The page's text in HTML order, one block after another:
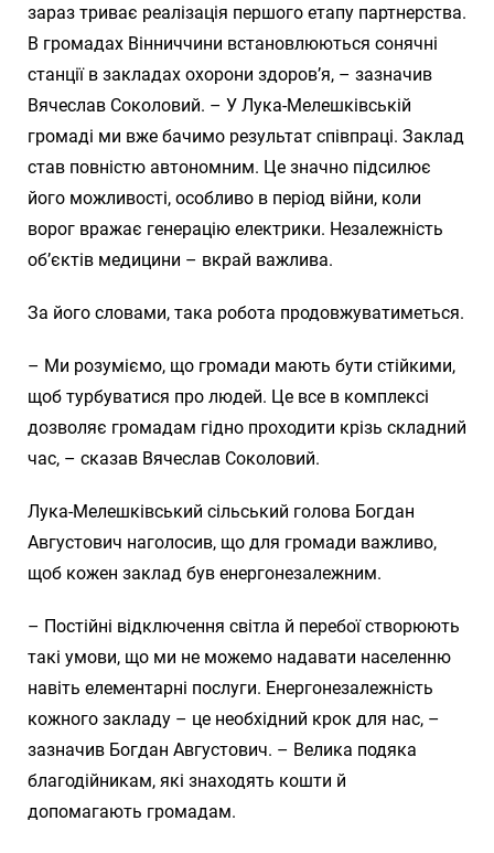
зараз триває реалізація першого етапу партнерства.
В громадах Вінниччини встановлюються сонячні
станції в закладах охорони здоров’я, – зазначив
Вячеслав Соколовий. – У Лука-Мелешківській
громаді ми вже бачимо результат співпраці. Заклад
став повністю автономним. Це значно підсилює
його можливості, особливо в період війни, коли
ворог вражає генерацію електрики. Незалежність
об’єктів медицини – вкрай важлива.
За його словами, така робота продовжуватиметься.
– Ми розуміємо, що громади мають бути стійкими,
щоб турбуватися про людей. Це все в комплексі
дозволяє громадам гідно проходити крізь складний
час, – сказав Вячеслав Соколовий.
Лука-Мелешківський сільський голова Богдан
Августович наголосив, що для громади важливо,
щоб кожен заклад був енергонезалежним.
– Постійні відключення світла й перебої створюють
такі умови, що ми не можемо надавати населенню
навіть елементарні послуги. Енергонезалежність
кожного закладу – це необхідний крок для нас, –
зазначив Богдан Августович. – Велика подяка
благодійникам, які знаходять кошти й
допомагають громадам.